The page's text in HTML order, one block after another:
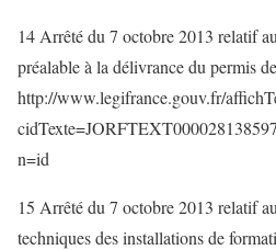
14 Arrêté du 7 octobre 2013 relatif
préalable à la délivrance du permis
http://www.legifrance.gouv.fr/
n=id
15 Arrêté du 7 octobre 2013 relatif
techniques des installations de